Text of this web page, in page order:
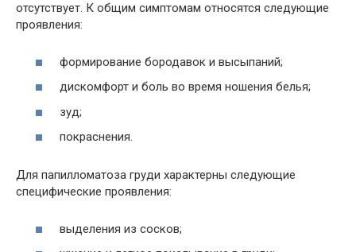
отсутствует. К общим симптомам относятся следующие
проявления:
формирование бородавок и высыпаний;
дискомфорт и боль во время ношения белья;
зуд;
покраснения.
Для папилломатоза груди характерны следующие
специфические проявления:
выделения из сосков;